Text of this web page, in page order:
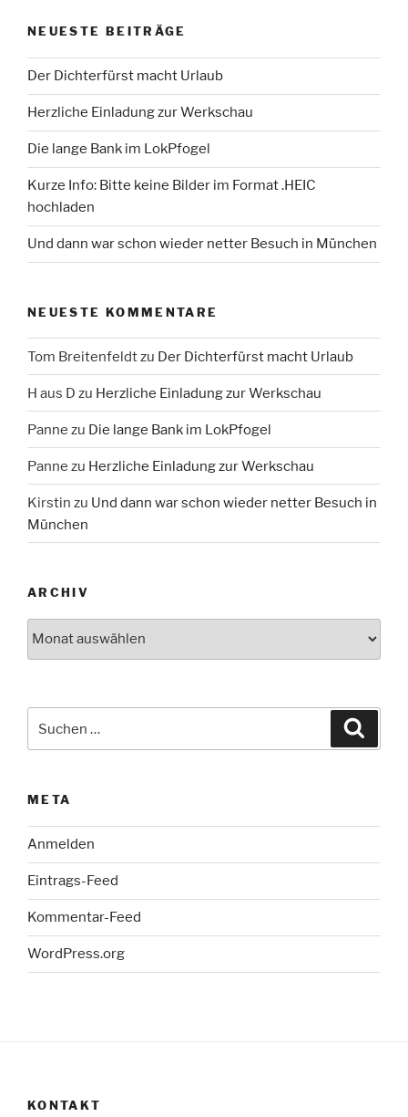
NEUESTE BEITRÄGE
Der Dichterfürst macht Urlaub
Herzliche Einladung zur Werkschau
Die lange Bank im LokPfogel
Kurze Info: Bitte keine Bilder im Format .HEIC
hochladen
Und dann war schon wieder netter Besuch in München
NEUESTE KOMMENTARE
Tom Breitenfeldtzu Der Dichterfürst macht Urlaub
H aus D zu Herzliche Einladung zur Werkschau
Panne zu Die lange Bank im LokPfogel
Panne zu Herzliche Einladung zur Werkschau
Kirstin zu Und dann war schon wieder netter Besuch in
München
ARCHIV
nach:
META
Anmelden
Eintrags-Feed
Kommentar-Feed
WordPress.org
KONTAKT